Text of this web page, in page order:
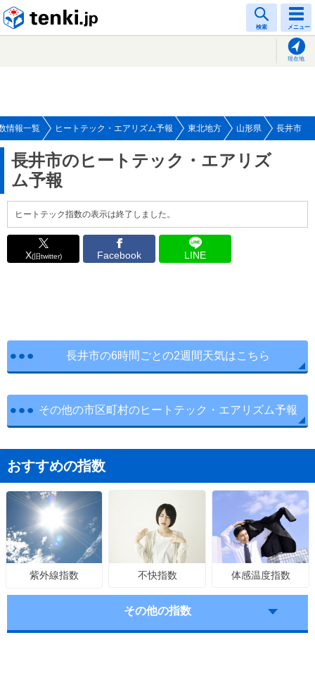
検索 メニュー
現在地
情報一覧 ヒートテック・エアリズム予報 東北地方 山形県 長井市
長井市のヒートテック・エアリズ
ム予報
ヒートテック指数の表示は終了しました。
X(旧twitter) Facebook LINE
長井市の6時間ごとの2週間天気はこちら
その他の市区町村のヒートテック・エアリズム予報
おすすめの指数
紫外線指数 不快指数 体感温度指数
その他の指数